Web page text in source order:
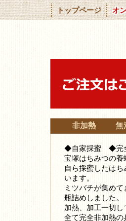
トップページ オ
非加熱 無
◆自家採蜜 ◆完
宝塚はちみつの
自ら採蜜したはち
います。
ミツバチが集めて
瓶詰めしました。
加熱、加工一切し
全て完全非加熱の